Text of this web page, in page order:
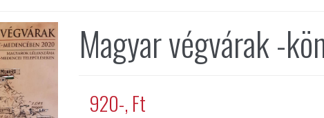
Magyar végvárak -
920-, Ft